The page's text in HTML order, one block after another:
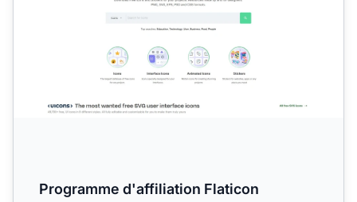
Programme d'affiliation Flaticon